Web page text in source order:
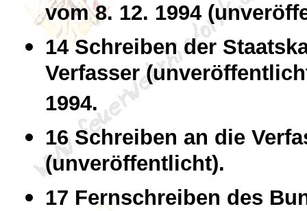
vom 8. 12. 1994
14 Schreiben der
Verfasser
1994.
16 Schreiben an die
(unveröffentlicht).
17 Fernschreiben des